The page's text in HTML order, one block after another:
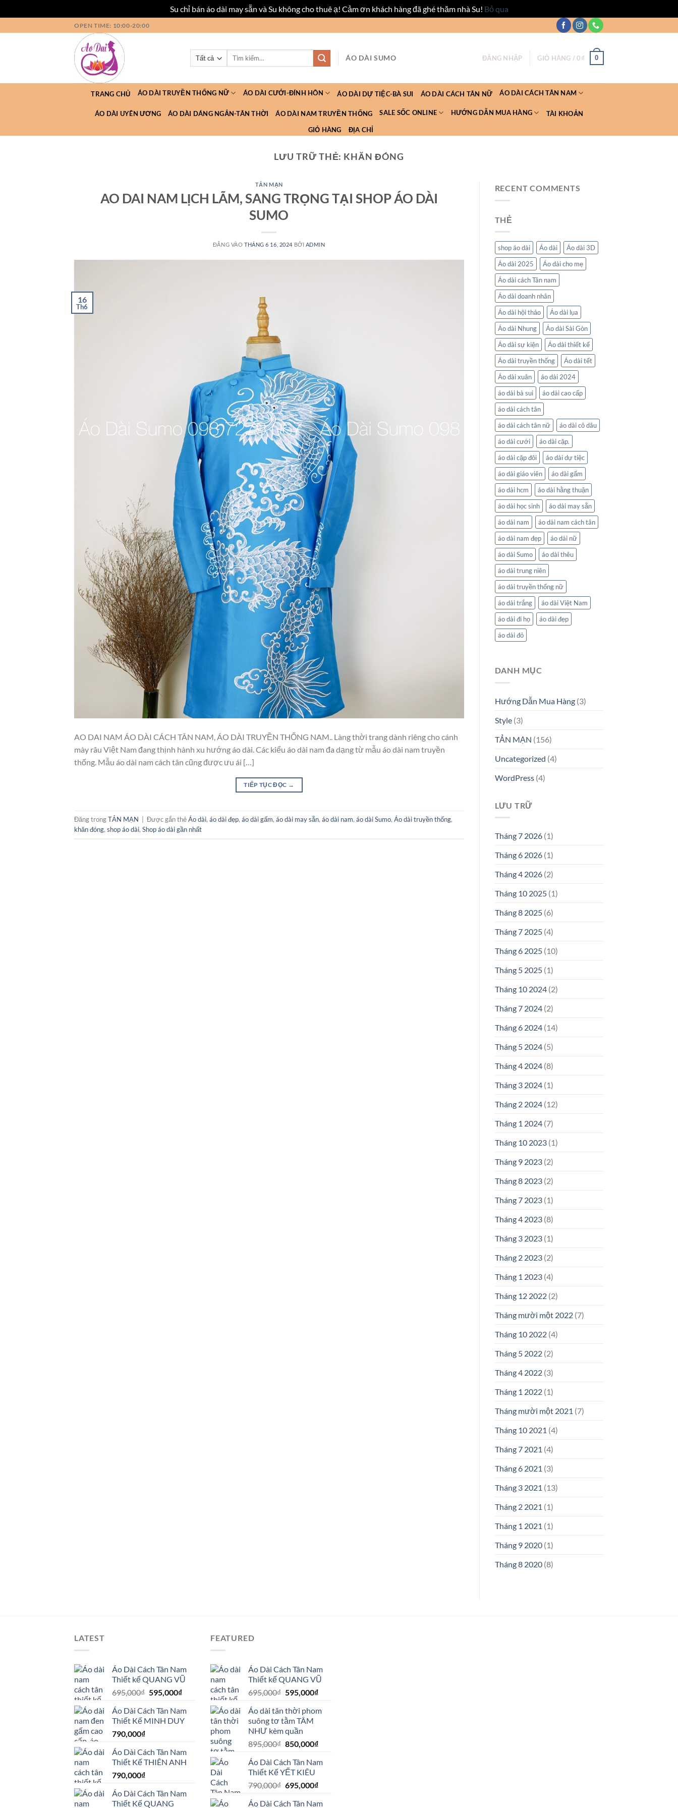
Su chỉ bán áo dài may sẵn và Su không cho thuê ạ! Cảm ơn khách hàng đã ghé thăm nhà Su! Bỏ qua
qua
OPEN TIME: 10:00-20:00
Tìm
ÁO DÀI SUMO ĐĂNG NHẬP GIỎ HÀNG /0₫ 0
TRANG CHỦ ÁO DÀI TRUYỀN THỐNG NỮ ÁO DÀI CƯỚI-ĐÍNH HÔN ÁO DÀI DỰ TIỆC-BÀ SUI ÁO DÀI CÁCH TÂN NỮ ÁO DÀI CÁCH TÂN NAM
ÁO DÀI UYÊN ƯƠNG ÁO DÀI DÁNG NGẮN-TÂN THỜI ÁO DÀI NAM TRUYỀN THỐNG SALE SỐC ONLINE HƯỚNG DẪN MUA HÀNG TÀI KHOẢN
GIỎ HÀNG ĐỊA CHỈ
LƯU TRỮ THẺ: KHĂN ĐÓNG
TẢN MẠN
AO DAI NAM LỊCH LÃM, SANG TRỌNG TẠI SHOP ÁO DÀI
SUMO
ĐĂNG VÀO THÁNG 6 16, 2024 BỞI ADMIN
16
Th6
AO DAI NAM ÁO DÀI CÁCH TÂN NAM, ÁO DÀI TRUYỀN THỐNG NAM.. Làng thời trang dành riêng cho cánh
mày râu Việt Nam đang thịnh hành xu hướng áo dài. Các kiểu áo dài nam đa dạng từ mẫu áo dài nam truyền
thống. Mẫu áo dài nam cách tân cũng được ưu ái […]
TIẾP TỤC ĐỌC →
Đăng trongTẢN MẠN Được gắn thẻÁo dài, áo dài đẹp, áo dài gấm, áo dài may sẵn, áo dài nam, áo dài Sumo, Áo dài truyền thống,
khăn đóng, shop áo dài, Shop áo dài gần nhất
RECENT COMMENTS
THẺ
shop áo dài Áo dài
Áo dài 3D
Áo dài 2025
Áo dài cho mẹ
Áo dài cách Tân nam
Áo dài doanh nhân
Áo dài hội thảo
Áo dài lụa
Áo dài Nhung
Áo dài Sài Gòn
Áo dài sự kiện
Áo dài thiết kế
Áo dài truyền thống
Áo dài tết
Áo dài xuân
áo dài 2024
áo dài bà sui
áo dài cao cấp
áo dài cách tân
áo dài cách tân nữ
áo dài cô dâu
áo dài cưới
áo dài cặp.
áo dài cặp đôi
áo dài dự tiệc
áo dài giáo viên
áo dài gấm
áo dài hcm
áo dài hằng thuận
áo dài học sinh
áo dài may sẵn
áo dài nam
áo dài nam cách tân
áo dài nam đẹp
áo dài nữ
áo dài Sumo
áo dài thêu
áo dài trung niên
áo dài truyền thống nữ
áo dài trắng
áo dài Việt Nam
áo dài đi họ
áo dài đẹp
áo dài đỏ
DANH MỤC
Hướng Dẫn Mua Hàng(3)
Style(3)
TẢN MẠN (156)
Uncategorized (4)
WordPress(4)
LƯU TRỮ
Tháng 7 2026(1)
Tháng 6 2026(1)
Tháng 4 2026(2)
Tháng 10 2025(1)
Tháng 8 2025(6)
Tháng 7 2025(4)
Tháng 6 2025(10)
Tháng 5 2025(1)
Tháng 10 2024(2)
Tháng 7 2024(2)
Tháng 6 2024(14)
Tháng 5 2024(5)
Tháng 4 2024(8)
Tháng 3 2024(1)
Tháng 2 2024(12)
Tháng 1 2024(7)
Tháng 10 2023(1)
Tháng 9 2023(2)
Tháng 8 2023(2)
Tháng 7 2023(1)
Tháng 4 2023(8)
Tháng 3 2023(1)
Tháng 2 2023(2)
Tháng 1 2023(4)
Tháng 12 2022(2)
Tháng mười một 2022(7)
Tháng 10 2022(4)
Tháng 5 2022(2)
Tháng 4 2022(3)
Tháng 1 2022(1)
Tháng mười một 2021 (7)
Tháng 10 2021 (4)
Tháng 7 2021 (4)
Tháng 6 2021 (3)
Tháng 3 2021 (13)
Tháng 2 2021 (1)
Tháng 1 2021 (1)
Tháng 9 2020(1)
Tháng 8 2020(8)
LATEST
Áo Dài Cách Tân Nam
Thiết kế QUANG VŨ
695,000₫ Giá
là:
695,000₫.
595,000₫Giá
tại
là:
595,000₫.
Áo Dài Cách Tân Nam
Thiết Kế MINH DUY
790,000₫
Áo Dài Cách Tân Nam
Thiết Kế THIÊN ANH
790,000₫
Áo Dài Cách Tân Nam
Thiết Kế QUANG
FEATURED
Áo Dài Cách Tân Nam
Thiết kế QUANG VŨ
695,000₫ Giá
là:
695,000₫.
595,000₫Giá
tại
Áo dài tân thời phom
suông tơ tằm TÂM
NHƯ kèm quần
895,000₫ Giá
là:
895,000₫.
850,000₫Giá
tại
850,000₫.
Áo Dài Cách Tân Nam
Thiết Kế YẾT KIÊU
790,000₫ Giá
là:
695,000₫Giá
tại
Áo Dài Cách Tân Nam